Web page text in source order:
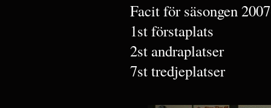
Facit för säsongen
1st förstaplats
2st andraplatser
7st tredjeplatser